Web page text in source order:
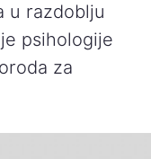
u razdoblju
psihologije
za